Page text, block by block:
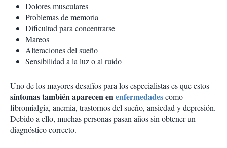
Dolores musculares
Problemas de memoria
Dificultad para concentrarse
Mareos
Alteraciones del sueño
Sensibilidad a la luz o al ruido
Uno de los mayores desafíos para los especialistas es que estos
síntomas también aparecen enenfermedadescomo
fibromialgia, anemia, trastornos del sueño, ansiedad y depresión.
Debido a ello, muchas personas pasan años sin obtener un
diagnóstico correcto.